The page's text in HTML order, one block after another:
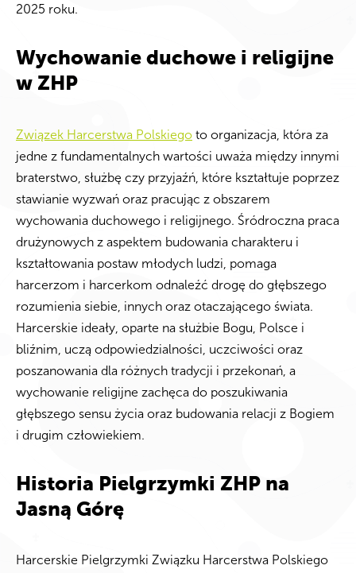
2025 roku.
Wychowanie duchowe i religijne
w ZHP
Związek Harcerstwa Polskiego to organizacja, która za
jedne z fundamentalnych wartości uważa między innymi
braterstwo, służbę czy przyjaźń, które kształtuje poprzez
stawianie wyzwań oraz pracując z obszarem
wychowania duchowego i religijnego. Śródroczna praca
drużynowych z aspektem budowania charakteru i
kształtowania postaw młodych ludzi, pomaga
harcerzom i harcerkom odnaleźć drogę do głębszego
rozumienia siebie, innych oraz otaczającego świata.
Harcerskie ideały, oparte na służbie Bogu, Polsce i
bliźnim, uczą odpowiedzialności, uczciwości oraz
poszanowania dla różnych tradycji i przekonań, a
wychowanie religijne zachęca do poszukiwania
głębszego sensu życia oraz budowania relacji z Bogiem
i drugim człowiekiem.
Historia Pielgrzymki ZHP na
Jasną Górę
Harcerskie Pielgrzymki Związku Harcerstwa Polskiego